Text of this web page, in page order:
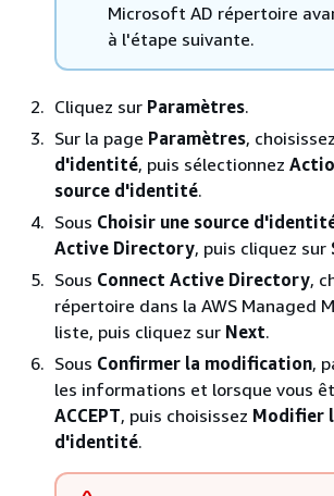
Microsoft AD répertoire
à l'étape suivante.
Cliquez sur Paramètres.
Sur la page Paramètres,
d'identité, puis sélectionnez
source d'identité.
Sous Choisir une source
Active Directory, puis cliquez sur
Sous Connect Active Directory,
répertoire dans la AWS Managed
liste, puis cliquez sur Next.
Sous Confirmer la modification,
les informations et lorsque vous
ACCEPT, puis choisissez Modifier
d'identité.